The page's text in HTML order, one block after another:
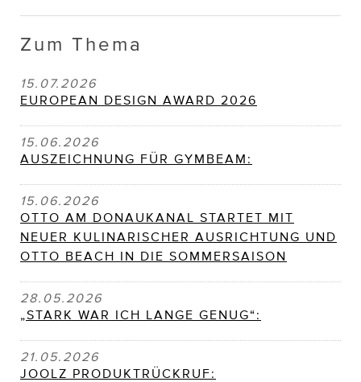
Zum Thema
15.07.2026
EUROPEAN DESIGN AWARD 2026
15.06.2026
AUSZEICHNUNG FÜR GYMBEAM:
15.06.2026
OTTO AM DONAUKANAL STARTET MIT
NEUER KULINARISCHER AUSRICHTUNG UND
OTTO BEACH IN DIE SOMMERSAISON
28.05.2026
„STARK WAR ICH LANGE GENUG“:
21.05.2026
JOOLZ PRODUKTRÜCKRUF: